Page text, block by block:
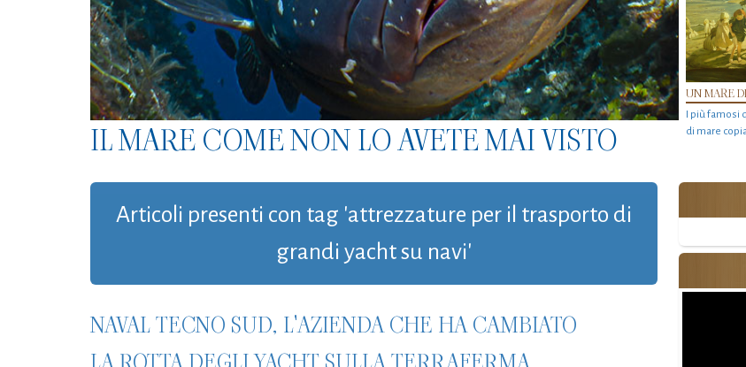
IL MARE COME NON LO AVETE MAI VISTO
UN MARE
I più famosi
di mare
Articoli presenti con tag 'attrezzature per il trasporto di
grandi yacht su navi'
NAVAL TECNO SUD, L'AZIENDA CHE HA CAMBIATO